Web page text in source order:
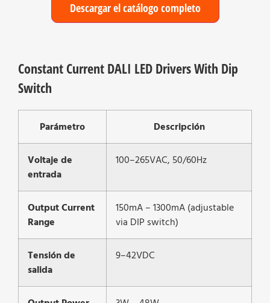
Descargar el catálogo completo
Constant Current DALI LED Drivers With Dip
Switch
Parámetro Descripción
Voltaje de
entrada
100–265VAC, 50/60Hz
Output Current
Range
150mA – 1300mA (adjustable
via DIP switch)
Tensión de
salida
9–42VDC